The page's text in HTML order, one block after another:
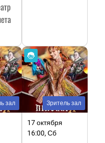
зал Зритель зал
17 октября
16:00, Сб